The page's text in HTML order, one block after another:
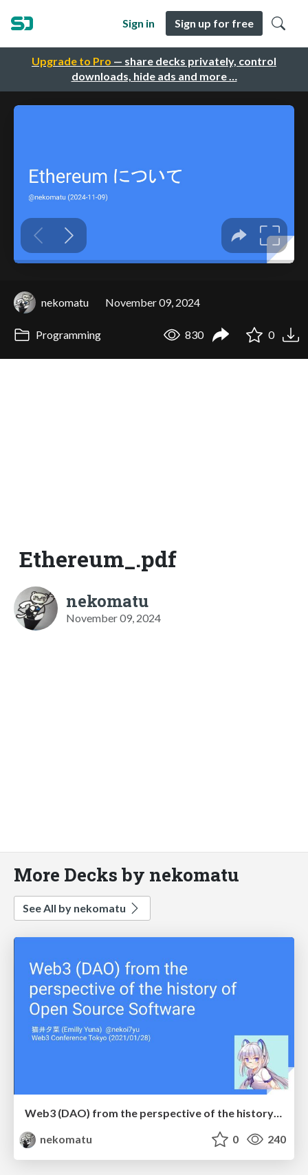
Upgrade to Pro — share decks privately, control
downloads, hide ads and more …
Sign in Sign up for free
nekomatu November 09, 2024
Programming 830 0
Ethereum_.pdf
nekomatu
November 09, 2024
More Decks by nekomatu
See All by nekomatu
Web3 (DAO) from the perspective of the history of Open Source Software
nekomatu
0 240